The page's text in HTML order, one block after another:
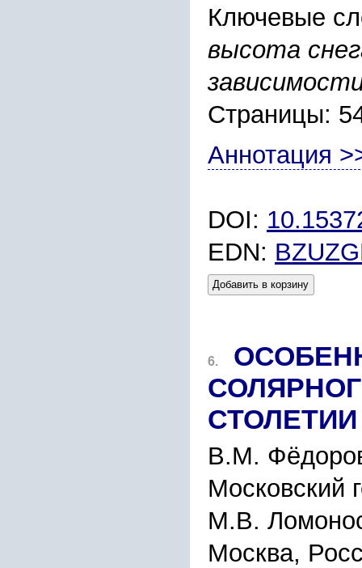
Ключевые
высота
Страницы:
Аннотация
DOI:
EDN:
Добавить в корзину
6.
СТОЛЕТИИ
В.М.
Московский
М.В.
Москва,